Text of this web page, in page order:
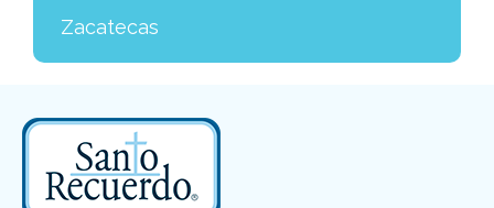
Zacatecas